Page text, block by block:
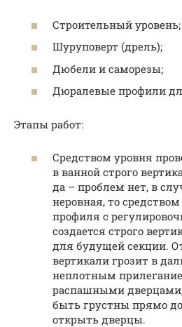
Строительный уровень;
Шуруповерт (дрель);
Дюбели и саморезы;
Дюралевые профили
Этапы работ:
Средством уровня
в ванной строго
да – проблем нет, в
неровная, то
профиля с
создается строго
для будущей секции.
вертикали грозит в
неплотным
распашными
быть грустны прямо
открыть дверцы.